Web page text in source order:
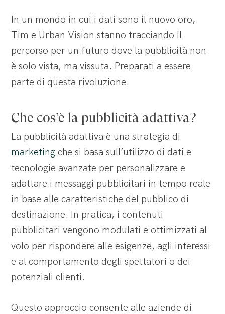
In un mondo in cui i dati sono il nuovo oro,
Tim e Urban Vision stanno tracciando il
percorso per un futuro dove la pubblicità non
è solo vista, ma vissuta. Preparati a essere
parte di questa rivoluzione.
Che cos’è la pubblicità adattiva?
La pubblicità adattiva è una strategia di
marketing che si basa sull’utilizzo di dati e
tecnologie avanzate per personalizzare e
adattare i messaggi pubblicitari in tempo reale
in base alle caratteristiche del pubblico di
destinazione. In pratica, i contenuti
pubblicitari vengono modulati e ottimizzati al
volo per rispondere alle esigenze, agli interessi
e al comportamento degli spettatori o dei
potenziali clienti.
Questo approccio consente alle aziende di